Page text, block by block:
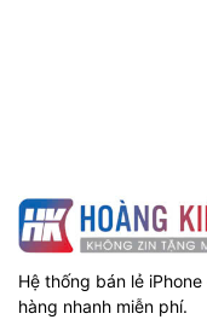
Hệ thống bán lẻ
hàng nhanh miễn phí.